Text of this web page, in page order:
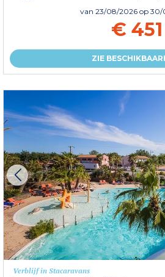
van 23/08/2026 op 30/
€ 451
ZIE
Verblijf in Stacaravans